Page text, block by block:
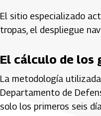
El sitio especializado
tropas, el despliegue
El cálculo de los
La metodología
Departamento de
solo los primeros seis